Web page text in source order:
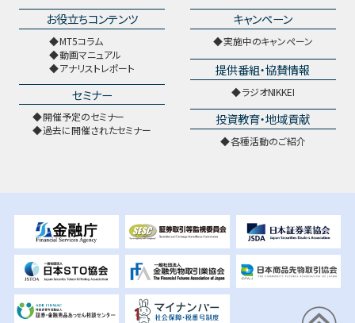
お役立ちコンテンツ
MT5コラム
動画マニュアル
アナリストレポート
セミナー
開催予定のセミナー
過去に開催されたセミナー
キャンペーン
実施中のキャンペーン
提供番組・協賛情報
ラジオNIKKEI
投資教育・地域貢献
各種活動のご紹介